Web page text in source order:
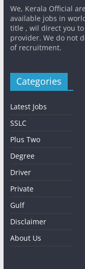
We, Kerala Official
available jobs in
title , wil direct you
provider. We do not
of recruitment.
Categories
Latest Jobs
SSLC
Plus Two
Degree
Driver
Private
Gulf
Disclaimer
About Us